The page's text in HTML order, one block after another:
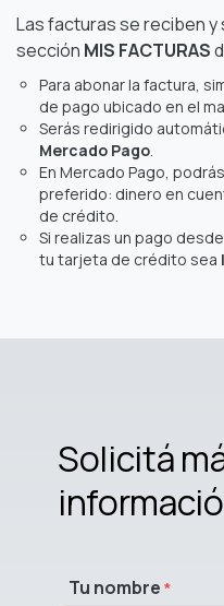
Las facturas se reciben y
sección MIS FACTURAS
Para abonar la factura,
de pago ubicado en el
Serás redirigido
Mercado Pago
En Mercado Pago,
preferido: dinero en
de crédito.
Si realizas un pago
tu tarjeta de crédito sea
Solicitá
Tu nombre